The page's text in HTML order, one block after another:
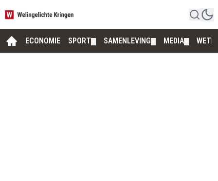
ECONOMIE SPORT SAMENLEVING MEDIA